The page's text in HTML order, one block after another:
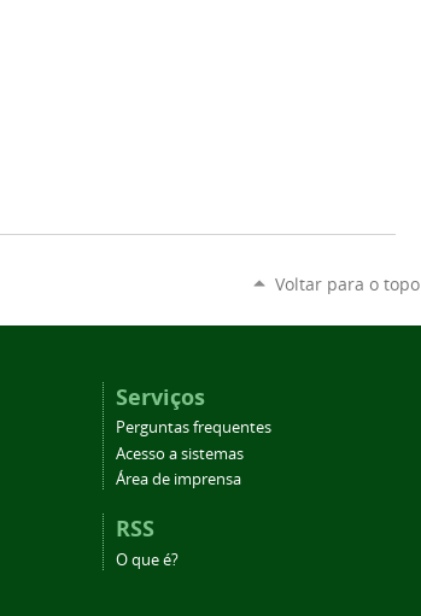
Voltar para o topo
Serviços
Perguntas frequentes
Acesso a sistemas
Área de imprensa
RSS
O que é?